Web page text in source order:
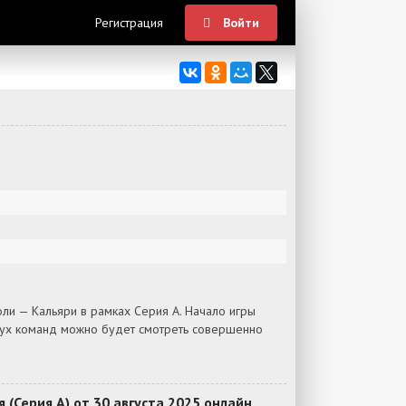
Регистрация Войти
— Кальяри в рамках Серия А. Начало игры
команд можно будет смотреть совершенно
А) от 30 августа 2025 онлайн